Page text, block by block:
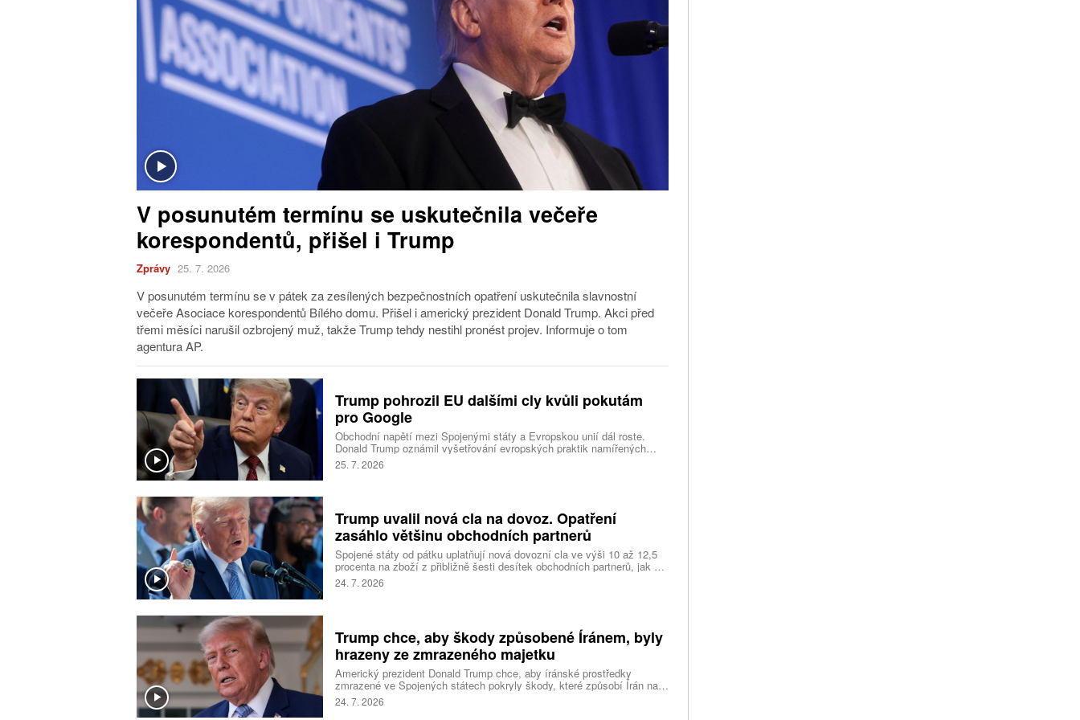
V posunutém termínu se uskutečnila večeře
korespondentů, přišel i Trump
Zprávy 25. 7. 2026
V posunutém termínu se v pátek za zesílených bezpečnostních opatření uskutečnila slavnostní
večeře Asociace korespondentů Bílého domu. Přišel i americký prezident Donald Trump. Akci před
třemi měsíci narušil ozbrojený muž, takže Trump tehdy nestihl pronést projev. Informuje o tom
agentura AP.
Trump pohrozil EU dalšími cly kvůli pokutám
pro Google
Obchodní napětí mezi Spojenými státy a Evropskou unií dál roste.
Donald Trump oznámil vyšetřování evropských praktik namířených
proti americkým technologickým firmám a pohrozil Bruselu dalšími cly.
25. 7. 2026
Trump uvalil nová cla na dovoz. Opatření
zasáhlo většinu obchodních partnerů
Spojené státy od pátku uplatňují nová dovozní cla ve výši 10 až 12,5
procenta na zboží z přibližně šesti desítek obchodních partnerů, jak ve
čtvrtek rozhodl prezident Donald Trump. Podle amerického obchodního
zástupce se opatření týká zemí, které dohromady představují více než
24. 7. 2026
Trump chce, aby škody způsobené Íránem, byly
hrazeny ze zmrazeného majetku
Americký prezident Donald Trump chce, aby íránské prostředky
zmrazené ve Spojených státech pokryly škody, které způsobí Írán na
obchodních lodích svými útoky. Napsal to v noci na dnešek na své síti
Truth Social. Trumpův nápad odmítl íránský ministr zahraničí Abbás
24. 7. 2026